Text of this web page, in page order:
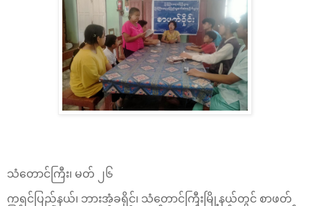
သံတောင်ကြီး၊ မတ် ၂၆
ကရင်ပြည်နယ်၊ ဘားအံခရိုင်၊ သံတောင်ကြီးမြို့နယ်တွင် စာဖတ်